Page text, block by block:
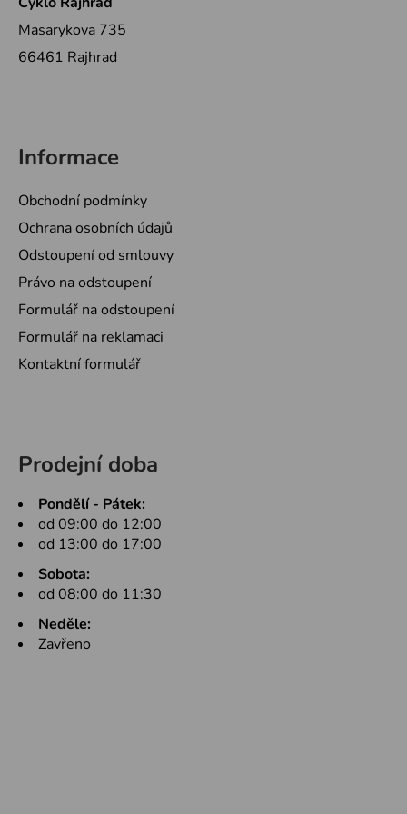
Masarykova 735
66461 Rajhrad
Informace
Obchodní podmínky
Ochrana osobních údajů
Odstoupení od smlouvy
Právo na odstoupení
Formulář na odstoupení
Formulář na reklamaci
Kontaktní formulář
Prodejní doba
Pondělí - Pátek:
od 09:00 do 12:00
od 13:00 do 17:00
Sobota:
od 08:00 do 11:30
Neděle:
Zavřeno